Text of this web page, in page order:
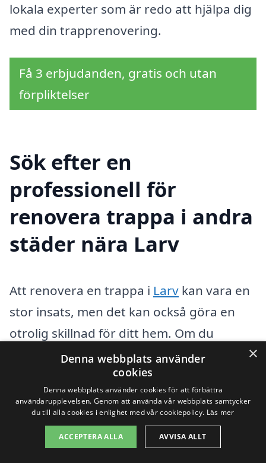
lokala experter som är redo att hjälpa dig
med din trapprenovering.
Få 3 erbjudanden, gratis och utan
förpliktelser
Sök efter en
professionell för
renovera trappa i andra
städer nära Larv
Att renovera en trappa i Larv kan vara en
stor insats, men det kan också göra en
otrolig skillnad för ditt hem. Om du
funderar på att förbättra utseendet och
säkerheten på din trappa, är det
viktigaste steget att hitta rätt hjälp. Det
finns många skickliga hantverkare och
företag som specialiserar sig på
×
Denna webbplats använder
cookies
Denna webbplats använder cookies för att förbättra
användarupplevelsen. Genom att använda vår webbplats samtycker
du till alla cookies i enlighet med vår cookiepolicy. Läs mer
ACCEPTERA ALLA AVVISA ALLT